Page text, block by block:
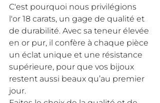
C'est pourquoi nous privilégions
l'or 18 carats, un gage de qualité et
de durabilité. Avec sa teneur élevée
en or pur, il confère à chaque pièce
un éclat unique et une résistance
supérieure, pour que vos bijoux
restent aussi beaux qu’au premier
jour.